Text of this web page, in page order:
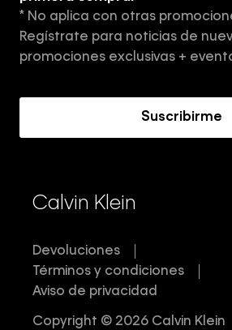
Aviso de privacidad
Términos y Condiciones
* No aplica con otras
Regístrate para noticias de
promociones exclusivas +
Suscribirme
Calvin Klein
Devoluciones
Términos y condiciones
Aviso de privacidad
Copyright © 2026 Calvin Klein